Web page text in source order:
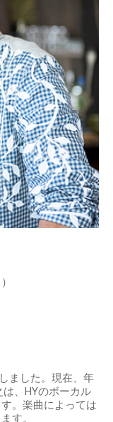
ました。現在、年
、HYのボーカル
。楽曲によっては
す。